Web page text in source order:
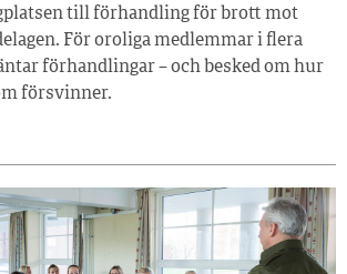
till förhandling för brott mot
För oroliga medlemmar i flera
förhandlingar – och besked om hur
försvinner.